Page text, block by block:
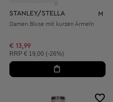
STANLEY/STELLA M
Damen Bluse mit kurzen Ärmeln
€ 13,99
Unverbindliche Preisempfehlung:
RRP € 19,00 (-26%)